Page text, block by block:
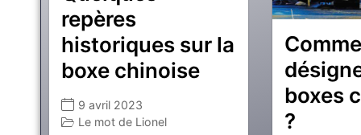
repères
historiques sur la
boxe chinoise
9 avril 2023
Le mot de Lionel
boxes
?